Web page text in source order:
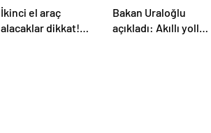
İkinci el araç
alacaklar dikkat!
Bakan Uraloğlu
açıkladı: Akıllı yollar